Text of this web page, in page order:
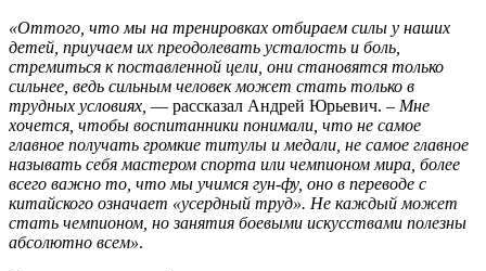
«Оттого, что мы на тренировках отбираем силы у наших
детей, приучаем их преодолевать усталость и боль,
стремиться к поставленной цели, они становятся только
сильнее, ведь сильным человек может стать только в
трудных условиях, — рассказал Андрей Юрьевич. – Мне
хочется, чтобы воспитанники понимали, что не самое
главное получать громкие титулы и медали, не самое главное
называть себя мастером спорта или чемпионом мира, более
всего важно то, что мы учимся гун-фу, оно в переводе с
китайского означает «усердный труд». Не каждый может
стать чемпионом, но занятия боевыми искусствами полезны
абсолютно всем».